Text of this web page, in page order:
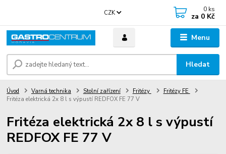
Menu
CZK
Hledat
0 ks
za 0 Kč
Úvod Varná technika Stolní zařízení Fritézy
Fritézy FE
Fritéza elektrická 2x 8 l s výpustí REDFOX FE 77 V
Fritéza elektrická 2x 8 l s výpustí
REDFOX FE 77 V